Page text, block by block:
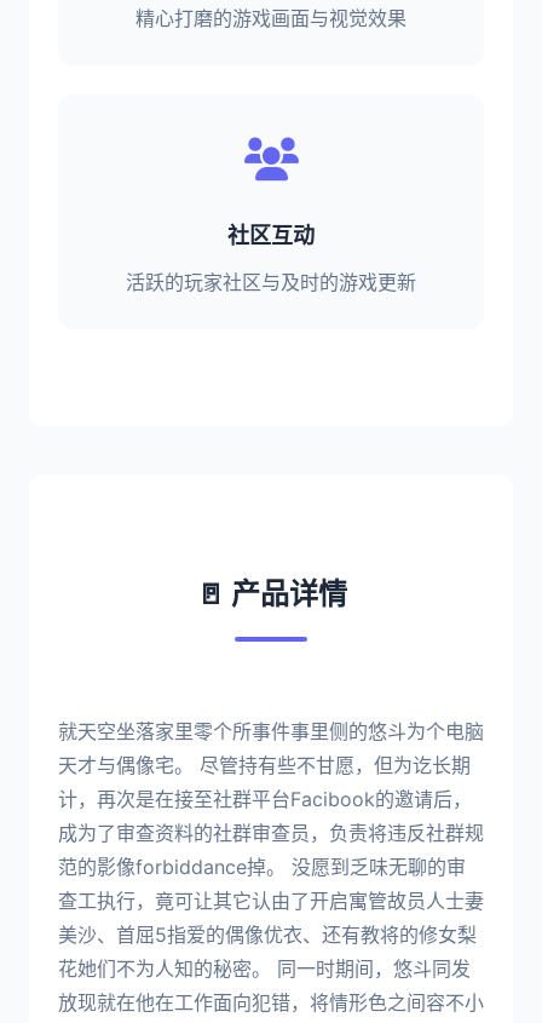
精心打磨的游戏画面与视觉效果
社区互动
活跃的玩家社区与及时的游戏更新
🚪 产品详情
就天空坐落家里零个所事件事里侧的悠斗为个电脑
天才与偶像宅。 尽管持有些不甘愿，但为讫长期
计，再次是在接至社群平台Facibook的邀请后，
成为了审查资料的社群审查员，负责将违反社群规
范的影像forbiddance掉。 没愿到乏味无聊的审
查工执行，竟可让其它认由了开启寓管故员人士妻
美沙、首屈5指爱的偶像优衣、还有教将的修女梨
花她们不为人知的秘密。 同一时期间，悠斗同发
放现就在他在工作面向犯错，将情形色之间容不小